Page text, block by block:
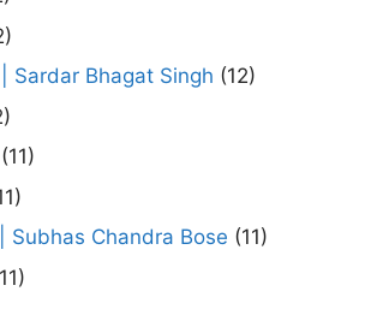
| Sardar Bhagat Singh (12)
| Subhas Chandra Bose (11)